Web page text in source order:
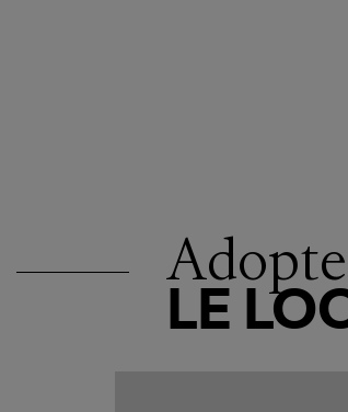
LE